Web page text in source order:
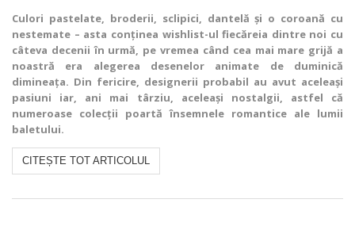
Culori pastelate, broderii, sclipici, dantelă și o coroană cu
nestemate – asta conținea wishlist-ul fiecăreia dintre noi cu
câteva decenii în urmă, pe vremea când cea mai mare grijă a
noastră era alegerea desenelor animate de duminică
dimineața. Din fericire, designerii probabil au avut aceleași
pasiuni iar, ani mai târziu, aceleași nostalgii, astfel că
numeroase colecții poartă însemnele romantice ale lumii
baletului.
CITEȘTE TOT ARTICOLUL